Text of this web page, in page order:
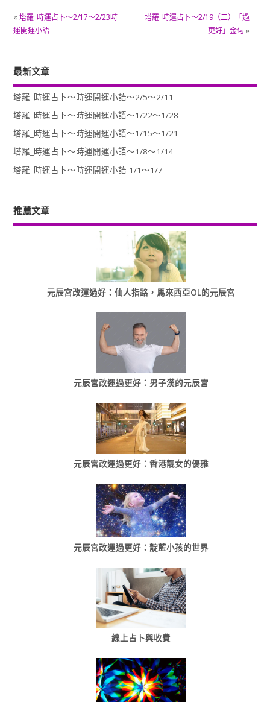
« 塔羅_時運占卜～2/17～2/23時
運開運小語
塔羅_時運占卜～2/19（二）「過
更好」金句 »
最新文章
塔羅_時運占卜～時運開運小語～2/5～2/11
塔羅_時運占卜～時運開運小語～1/22～1/28
塔羅_時運占卜～時運開運小語～1/15～1/21
塔羅_時運占卜～時運開運小語～1/8～1/14
塔羅_時運占卜～時運開運小語 1/1～1/7
推薦文章
元辰宮改運過好：仙人指路，馬來西亞OL的元辰宮
元辰宮改運過更好：男子漢的元辰宮
元辰宮改運過更好：香港靓女的優雅
元辰宮改運過更好：靛藍小孩的世界
線上占卜與收費